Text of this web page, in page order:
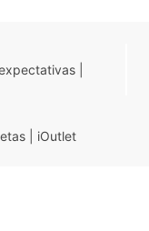
|
| iOutlet